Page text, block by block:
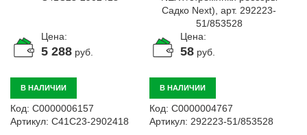
Цена:
5 288 руб.
В НАЛИЧИИ
Код: С0000006157
Артикул: C41C23-2902418
Цена:
58 руб.
В НАЛИЧИИ
Код: С0000004767
Артикул: 292223-51/853528